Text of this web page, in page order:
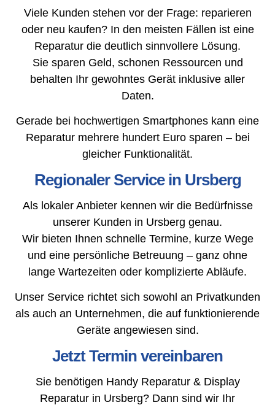
Viele Kunden stehen vor der Frage: reparieren
oder neu kaufen? In den meisten Fällen ist eine
Reparatur die deutlich sinnvollere Lösung.
Sie sparen Geld, schonen Ressourcen und
behalten Ihr gewohntes Gerät inklusive aller
Daten.
Gerade bei hochwertigen Smartphones kann eine
Reparatur mehrere hundert Euro sparen – bei
gleicher Funktionalität.
Regionaler Service in Ursberg
Als lokaler Anbieter kennen wir die Bedürfnisse
unserer Kunden in Ursberg genau.
Wir bieten Ihnen schnelle Termine, kurze Wege
und eine persönliche Betreuung – ganz ohne
lange Wartezeiten oder komplizierte Abläufe.
Unser Service richtet sich sowohl an Privatkunden
als auch an Unternehmen, die auf funktionierende
Geräte angewiesen sind.
Jetzt Termin vereinbaren
Sie benötigen Handy Reparatur & Display
Reparatur in Ursberg? Dann sind wir Ihr